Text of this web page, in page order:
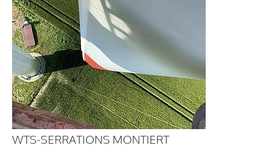
WTS-SERRATIONS MONTIERT